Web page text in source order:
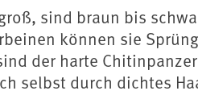
sind braun bis
können sie
der harte
selbst durch dichtes